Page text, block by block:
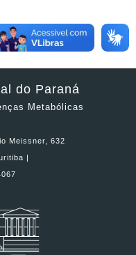
do Paraná
Metabólicas
Meissner, 632
|